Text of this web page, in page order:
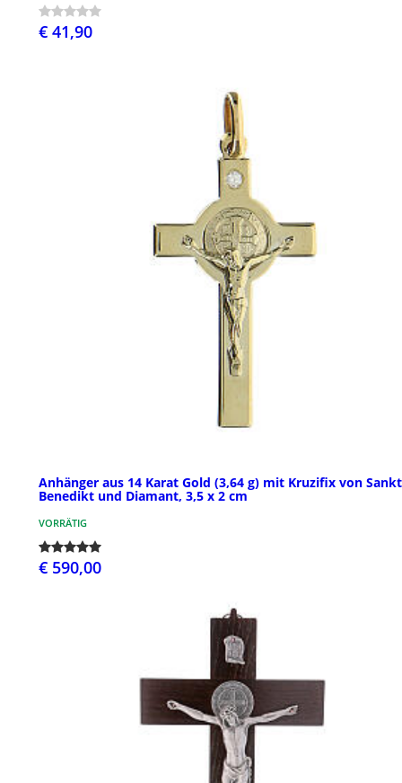
€ 41,90
Anhänger aus 14 Karat Gold (3,64 g) mit Kruzifix von Sankt
Benedikt und Diamant, 3,5 x 2 cm
VORRÄTIG
€ 590,00